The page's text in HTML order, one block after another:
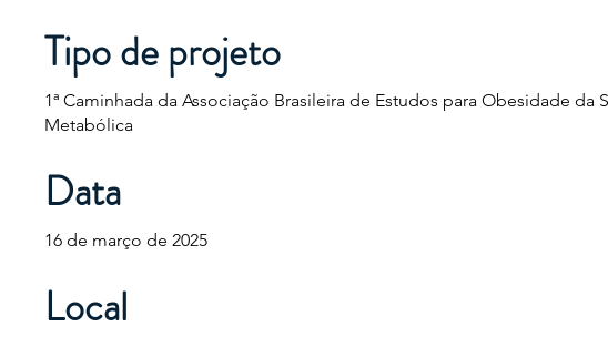
Tipo de projeto
1ª Caminhada da Associação Brasileira de Estudos para Obesidade da
Metabólica
Data
16 de março de 2025
Local